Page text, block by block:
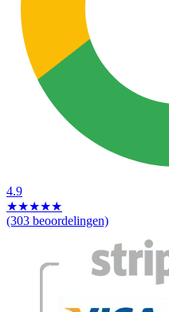
4.9
★★★★★
(303 beoordelingen)